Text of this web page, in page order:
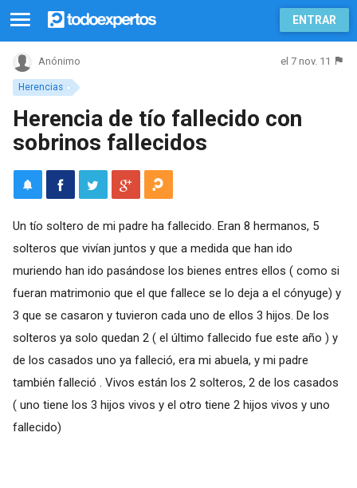
ENTRAR
Herencias
Anónimo el 7 nov. 11
Herencia de tío fallecido con
sobrinos fallecidos
Un tío soltero de mi padre ha fallecido. Eran 8 hermanos, 5
solteros que vivían juntos y que a medida que han ido
muriendo han ido pasándose los bienes entres ellos ( como si
fueran matrimonio que el que fallece se lo deja a el cónyuge) y
3 que se casaron y tuvieron cada uno de ellos 3 hijos. De los
solteros ya solo quedan 2 ( el último fallecido fue este año ) y
de los casados uno ya falleció, era mi abuela, y mi padre
también falleció . Vivos están los 2 solteros, 2 de los casados
( uno tiene los 3 hijos vivos y el otro tiene 2 hijos vivos y uno
fallecido)